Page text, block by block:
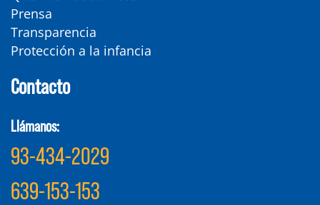
Prensa
Transparencia
Protección a la infancia
Contacto
Llámanos:
93-434-2029
639-153-153